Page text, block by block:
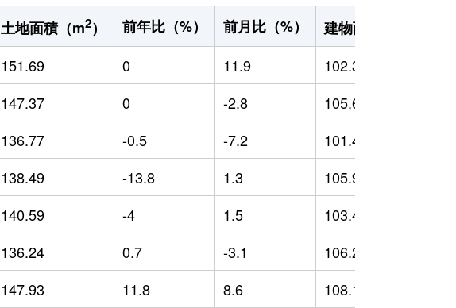
土地面積（m2） 前年比（%） 前月比（%） 建物面積（m
151.69 0 11.9 102.39
147.37 0 -2.8 105.65
136.77 -0.5 -7.2 101.41
138.49 -13.8 1.3 105.9
140.59 -4 1.5 103.42
136.24 0.7 -3.1 106.25
147.93 11.8 8.6 108.12